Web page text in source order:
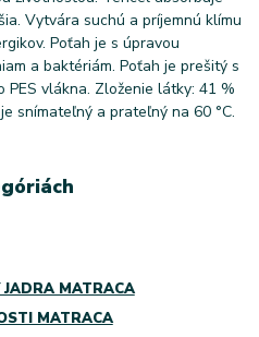
Vytvára suchú a príjemnú klímu
Poťah je s úpravou
a baktériám. Poťah je prešitý s
vlákna. Zloženie látky: 41 %
snímateľný a prateľný na 60 °C.
MATRACA
MATRACA